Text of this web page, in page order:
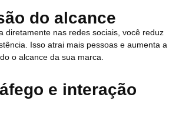
do alcance
diretamente nas redes sociais, você reduz
Isso atrai mais pessoas e aumenta a
o alcance da sua marca.
e interação